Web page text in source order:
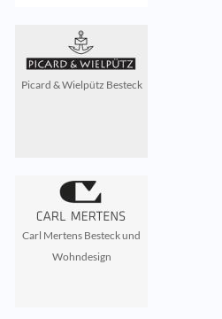
Picard & Wielpütz Besteck
Carl Mertens Besteck und
Wohndesign